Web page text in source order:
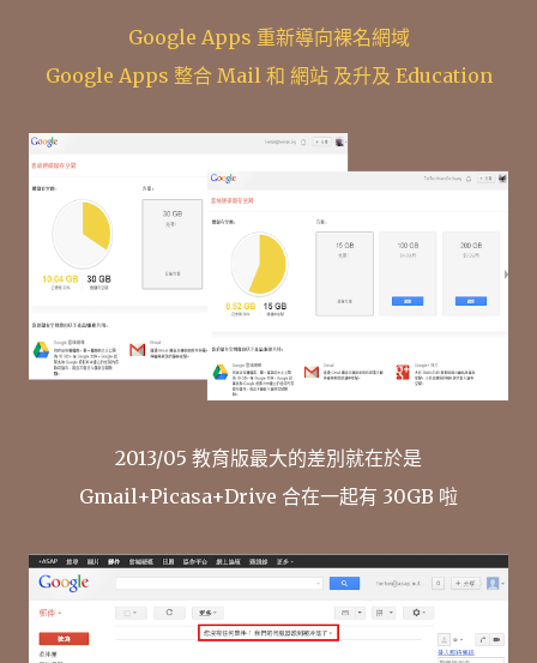
Google Apps 重新導向裸名網域
Google Apps 整合 Mail 和 網站 及升及 Education
2013/05 教育版最大的差別就在於是
Gmail+Picasa+Drive 合在一起有 30GB 啦